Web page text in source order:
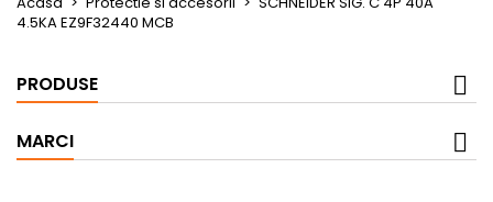
4.5KA EZ9F32440 MCB
PRODUSE
MARCI